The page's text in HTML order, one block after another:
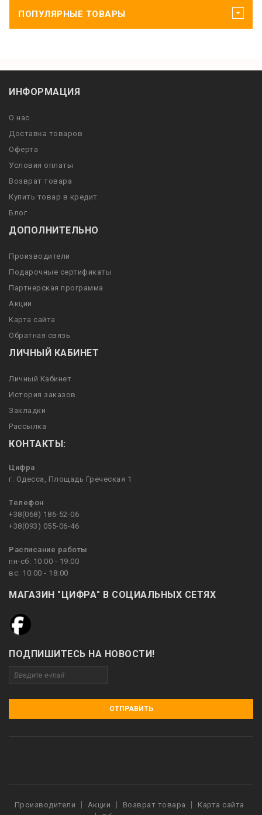
ПОПУЛЯРНЫЕ ТОВАРЫ
ИНФОРМАЦИЯ
О нас
Доставка товаров
Оферта
Условия оплаты
Возврат товара
Купить товар в кредит
Блог
ДОПОЛНИТЕЛЬНО
Производители
Подарочные сертификаты
Партнерская программа
Акции
Карта сайта
Обратная связь
ЛИЧНЫЙ КАБИНЕТ
Личный Кабинет
История заказов
Закладки
Рассылка
КОНТАКТЫ:
Цифра
г. Одесса, Площадь Греческая 1
Телефон
+38(068) 186-52-06
+38(093) 055-06-46
Расписание работы
пн-сб: 10:00 - 19:00
вс: 10:00 - 18:00
МАГАЗИН "ЦИФРА" В СОЦИАЛЬНЫХ СЕТЯХ
ПОДПИШИТЕСЬ НА НОВОСТИ!
ОТПРАВИТЬ
Производители Акции Возврат товара
Карта сайта